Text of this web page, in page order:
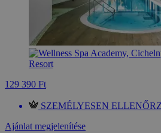
129 390 Ft
SZEMÉLYESEN
Ajánlat megjelenítése